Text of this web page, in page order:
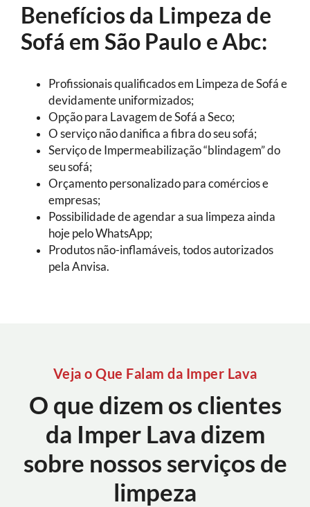
Benefícios da Limpeza de
Sofá em São Paulo e Abc:
Profissionais qualificados em Limpeza de Sofá e
devidamente uniformizados;
Opção para Lavagem de Sofá a Seco;
O serviço não danifica a fibra do seu sofá;
Serviço de Impermeabilização “blindagem” do
seu sofá;
Orçamento personalizado para comércios e
empresas;
Possibilidade de agendar a sua limpeza ainda
hoje pelo WhatsApp;
Produtos não-inflamáveis, todos autorizados
pela Anvisa.
Veja o Que Falam da Imper Lava
O que dizem os clientes
da Imper Lava dizem
sobre nossos serviços de
limpeza